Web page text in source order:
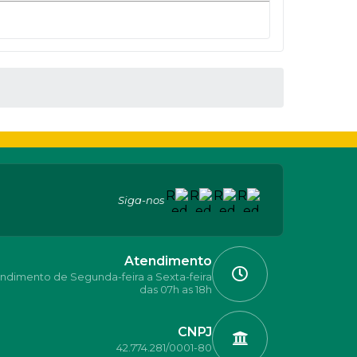
Siga-nos
Atendimento
de Segunda-feira a Sexta-feira
das 07h as 18h
CNPJ
42.774.281/0001-80